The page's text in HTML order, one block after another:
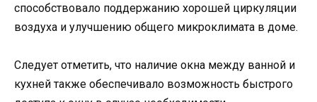
способствовало поддержанию хорошей циркуляции
воздуха и улучшению общего микроклимата в доме.
Следует отметить, что наличие окна между ванной и
кухней также обеспечивало возможность быстрого